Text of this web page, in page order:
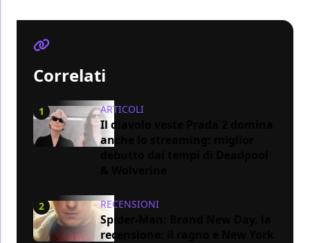
Correlati
1 ARTICOLI
Il diavolo veste Prada 2 domina
anche lo streaming: miglior
2 RECENSIONI
Spider-Man: Brand New Day, la
recensione: il ragno e New York